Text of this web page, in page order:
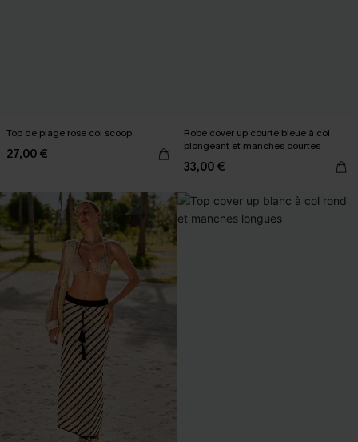
Top de plage rose col scoop
27,00 €
Robe cover up courte bleue à col
plongeant et manches courtes
33,00 €